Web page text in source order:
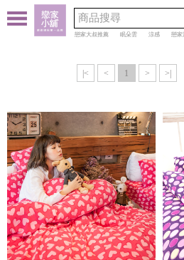
戀家大叔推薦 眠朵雲 涼感 戀家
|< < 1 > >|